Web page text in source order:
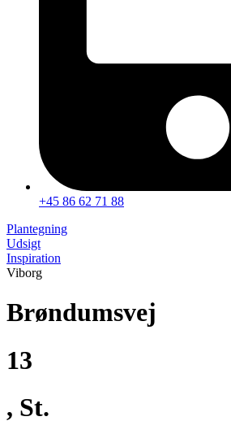
+45 86 62 71 88
Plantegning
Udsigt
Inspiration
Viborg
Brøndumsvej
13
, St.